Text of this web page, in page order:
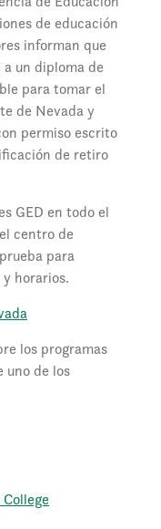
de educación
informan que
un diploma de
para tomar el
de Nevada y
permiso escrito
de retiro
GED en todo el
centro de
para
horarios.
los programas
uno de los